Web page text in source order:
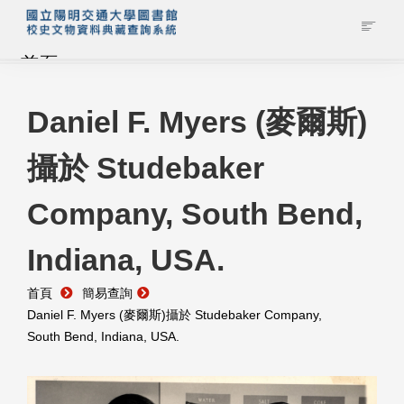
首頁
藏品查詢
校史館簡介
藏品清單全覽
資料調閱申請
管理者登入
Daniel F. Myers (麥爾斯)
攝於 Studebaker
Company, South Bend,
Indiana, USA.
首頁
簡易查詢
Daniel F. Myers (麥爾斯)攝於 Studebaker Company,
South Bend, Indiana, USA.